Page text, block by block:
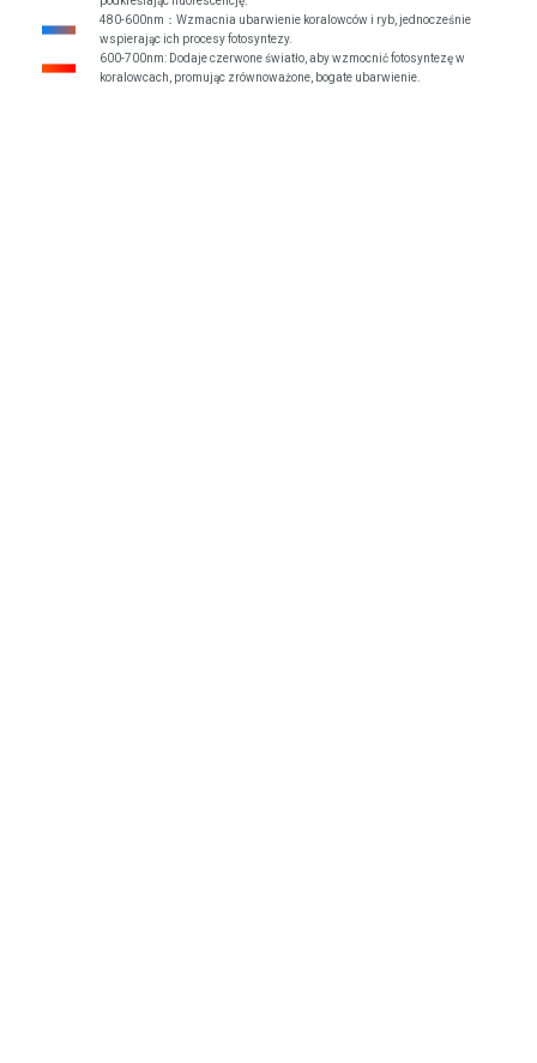
480-600nm：Wzmacnia ubarwienie koralowców i ryb, jednocześnie
wspierając ich procesy fotosyntezy.
600-700nm: Dodaje czerwone światło, aby wzmocnić fotosyntezę w
koralowcach, promując zrównoważone, bogate ubarwienie.